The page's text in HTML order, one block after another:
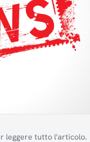
leggere tutto l'articolo.